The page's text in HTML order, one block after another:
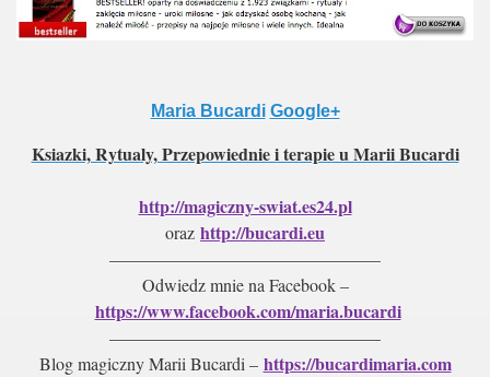
Maria Bucardi Google+
Ksiazki, Rytualy, Przepowiednie i terapie u Marii Bucardi
http://magiczny-swiat.es24.pl
oraz http://bucardi.eu
———————————————–
Odwiedz mnie na Facebook –
https://www.facebook.com/maria.bucardi
———————————————–
Blog magiczny Marii Bucardi – https://bucardimaria.com